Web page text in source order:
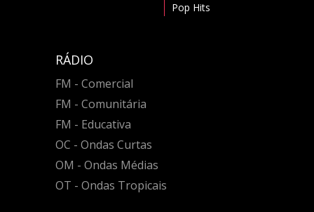
Pop Hits
RÁDIO
FM - Comercial
FM - Comunitária
FM - Educativa
OC - Ondas Curtas
OM - Ondas Médias
OT - Ondas Tropicais